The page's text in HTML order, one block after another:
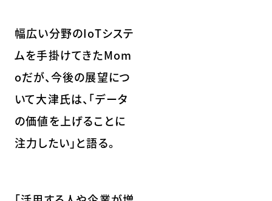
幅広い分野のIoTシステ
ムを手掛けてきたMom
oだが、今後の展望につ
いて大津氏は、「データ
の価値を上げることに
注力したい」と語る。